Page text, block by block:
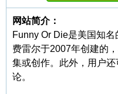
网站简介：
Funny Or Die是美国知
费雷尔于2007年创建的
集或创作。此外，用户
论。